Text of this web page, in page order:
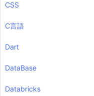
CSS
C言語
Dart
DataBase
Databricks